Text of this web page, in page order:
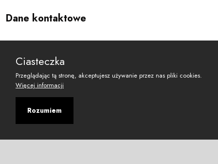
Dane kontaktowe
reset@resetobywatelski.pl
Ciasteczka
Przeglądając tą stronę, akceptujesz używanie przez nas pliki cookies.
Więcej informacji
Rozumiem